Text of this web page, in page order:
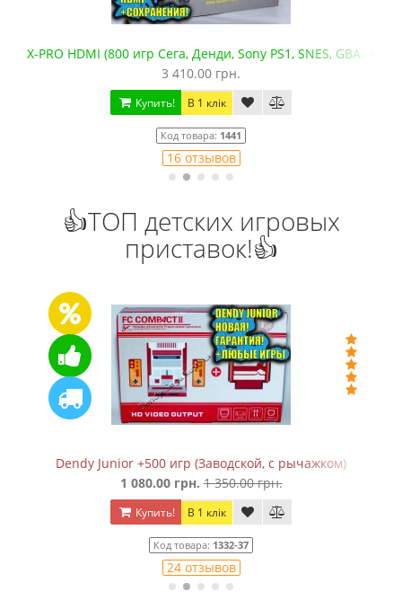
X-PRO HDMI (800 игр Сега, Денди, Sony PS1, SNES, GBA.
3 410.00 грн.
Купить! В 1 клік
Код товара: 1441
16 отзывов
👍ТОП детских игровых
приставок!👍
Dendy Junior +500 игр (Заводской, с рычажком)
1 080.00 грн. 1 350.00 грн.
Купить! В 1 клік
Код товара: 1332-37
24 отзывов